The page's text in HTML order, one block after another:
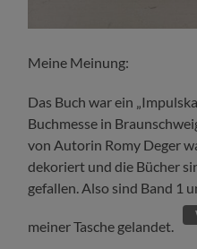
Meine Meinung:
Das Buch war ein
Buchmesse in
von Autorin Romy Deger
dekoriert und die Bücher
gefallen. Also sind Band 1
meiner Tasche gelandet.